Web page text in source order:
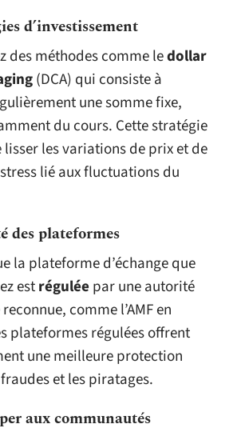
d’investissement
des méthodes comme ledollar
(DCA) qui consiste à
une somme fixe,
du cours. Cette stratégie
les variations de prix et de
lié aux fluctuations du
des plateformes
la plateforme d’échange que
estrégulée par une autorité
comme l’AMF en
plateformes régulées offrent
une meilleure protection
et les piratages.
aux communautés